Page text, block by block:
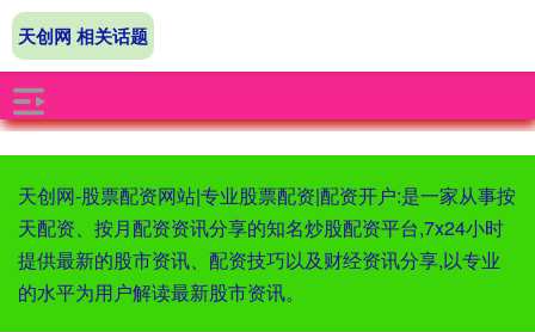
天创网-股票配资网站|专业股票配资|配资开户:是一家从事按
天配资、按月配资资讯分享的知名炒股配资平台,7x24小时
提供最新的股市资讯、配资技巧以及财经资讯分享,以专业
的水平为用户解读最新股市资讯。
天创网 相关话题